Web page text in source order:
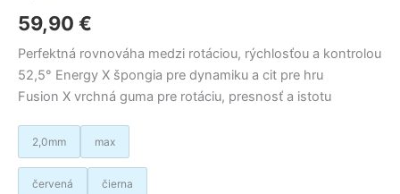
59,90 €
Perfektná rovnováha medzi rotáciou, rýchlosťou a kontrolou
52,5° Energy X špongia pre dynamiku a cit pre hru
Fusion X vrchná guma pre rotáciu, presnosť a istotu
2,0mm max
červená čierna